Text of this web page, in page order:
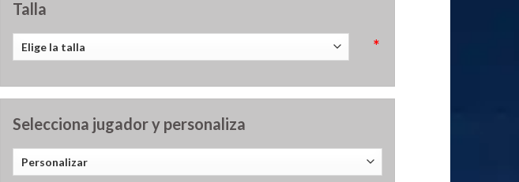
Talla
*
Selecciona jugador y personaliza